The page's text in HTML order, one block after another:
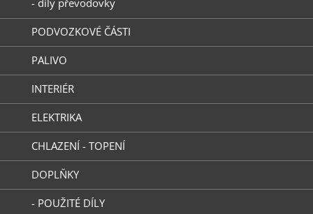
- díly převodovky
PODVOZKOVÉ ČÁSTI
PALIVO
INTERIÉR
ELEKTRIKA
CHLAZENÍ - TOPENÍ
DOPLŇKY
- POUŽITÉ DÍLY